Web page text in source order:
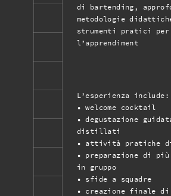
di bartending,
metodologie
strumenti pratici per
l’apprendiment
L’esperienza include:
• welcome cocktail
• degustazione
distillati
• attività pratiche
• preparazione di
in gruppo
• sfide a squadre
• creazione finale di